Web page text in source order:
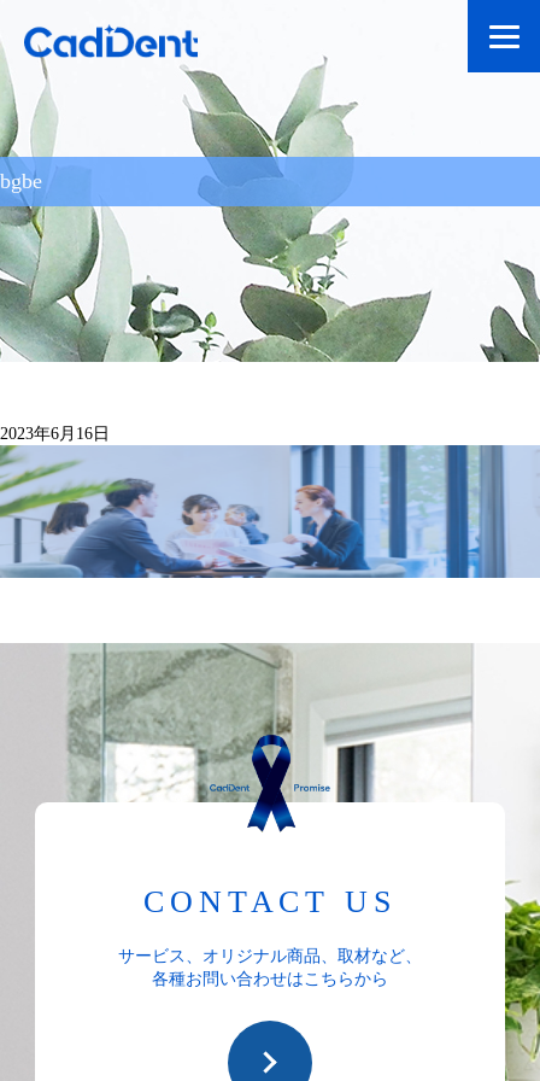
bgbe
2023年6月16日
CONTACT US
サービス、オリジナル商品、取材など、
各種お問い合わせはこちらから